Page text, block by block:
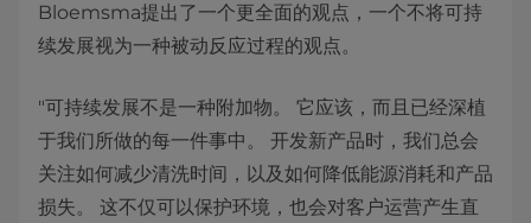
Bloemsma提出了一个更全面的观点，一个不将可持
续发展视为一种被动反应过程的观点。
"可持续发展不是一种附加物。 它应该，而且已经深植
于我们所做的每一件事中。 开发新产品时，我们总会
关注如何减少清洗时间，以及如何降低能源消耗和产品
损失。 这不仅可以保护环境，也会对客户运营产生直